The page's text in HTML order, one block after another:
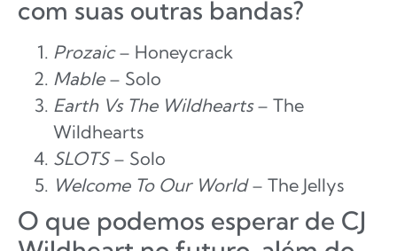
com suas outras bandas?
Prozaic– Honeycrack
Mable– Solo
Earth Vs The Wildhearts– The
Wildhearts
SLOTS– Solo
Welcome To Our World– The Jellys
O que podemos esperar de CJ